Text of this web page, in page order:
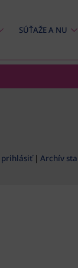
SÚŤAŽE A NU
prihlásiť| Archív